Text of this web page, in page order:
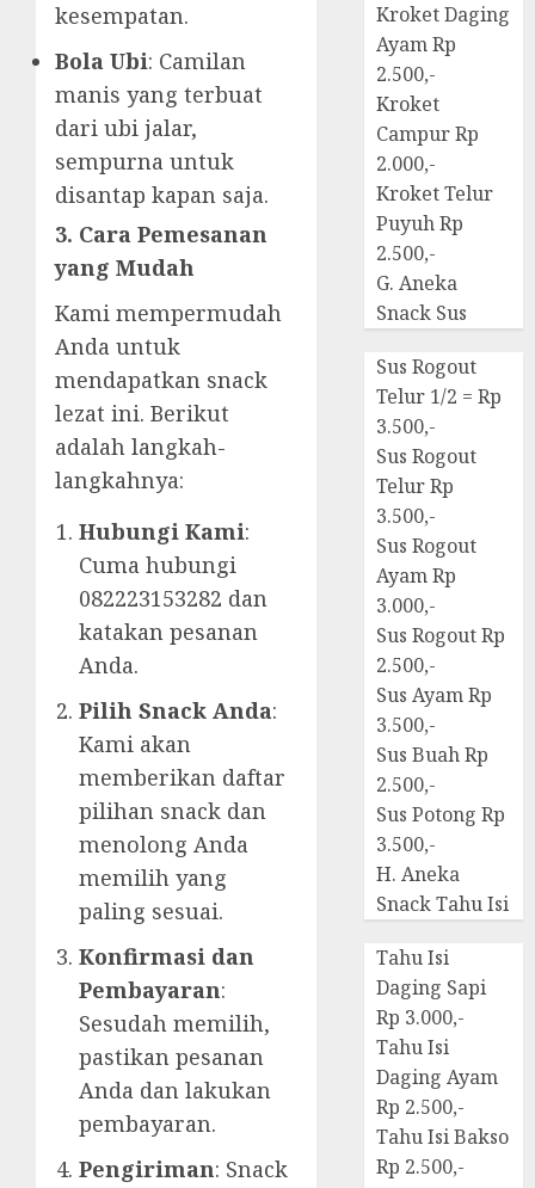
kesempatan.
Bola Ubi: Camilan
manis yang terbuat
dari ubi jalar,
sempurna untuk
disantap kapan saja.
3. Cara Pemesanan
yang Mudah
Kami mempermudah
Anda untuk
mendapatkan snack
lezat ini. Berikut
adalah langkah-
langkahnya:
Hubungi Kami:
Cuma hubungi
082223153282 dan
katakan pesanan
Anda.
Pilih Snack Anda:
Kami akan
memberikan daftar
pilihan snack dan
menolong Anda
memilih yang
paling sesuai.
Konfirmasi dan
Pembayaran:
Sesudah memilih,
pastikan pesanan
Anda dan lakukan
pembayaran.
Pengiriman: Snack
Kroket Daging
Ayam Rp
2.500,-
Kroket
Campur Rp
2.000,-
Kroket Telur
Puyuh Rp
2.500,-
G. Aneka
Snack Sus
Sus Rogout
Telur 1/2 = Rp
3.500,-
Sus Rogout
Telur Rp
3.500,-
Sus Rogout
Ayam Rp
3.000,-
Sus Rogout Rp
2.500,-
Sus Ayam Rp
3.500,-
Sus Buah Rp
2.500,-
Sus Potong Rp
3.500,-
H. Aneka
Snack Tahu Isi
Tahu Isi
Daging Sapi
Rp 3.000,-
Tahu Isi
Daging Ayam
Rp 2.500,-
Tahu Isi Bakso
Rp 2.500,-